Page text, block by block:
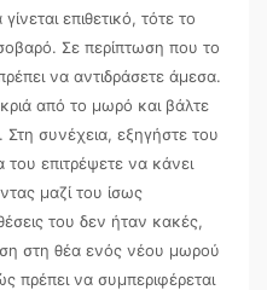
επιθετικό, τότε το
Σε περίπτωση που το
να αντιδράσετε άμεσα.
από το μωρό και βάλτε
συνέχεια, εξηγήστε του
του επιτρέψετε να κάνει
μαζί του ίσως
του δεν ήταν κακές,
στη θέα ενός νέου μωρού
πρέπει να συμπεριφέρεται